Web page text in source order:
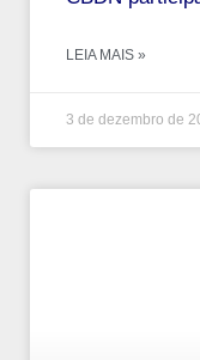
LEIA MAIS »
3 de dezembro de